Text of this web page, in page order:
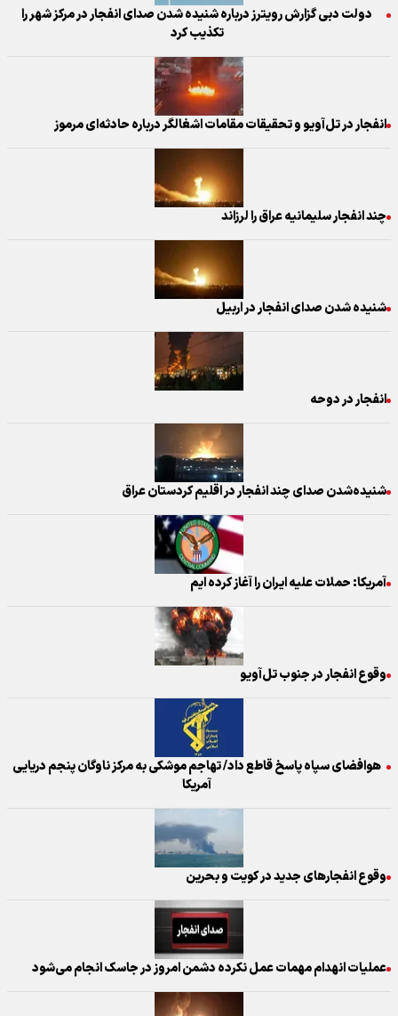
دولت دبی گزارش رویترز درباره شنیده شدن صدای انفجار در مرکز شهر را
تکذیب کرد
انفجار در تل‌آویو و تحقیقات مقامات اشغالگر درباره حادثه‌ای مرموز
چند انفجار سلیمانیه عراق را لرزاند
شنیده شدن صدای انفجار در اربیل
انفجار در دوحه
شنیده‌شدن صدای چند انفجار در اقلیم کردستان عراق
آمریکا: حملات علیه ایران را آغاز کرده ایم
وقوع انفجار در جنوب تل‌آویو
هوافضای سپاه پاسخ قاطع داد/ تهاجم موشکی به مرکز ناوگان پنجم دریایی
آمریکا
وقوع انفجارهای جدید در کویت و بحرین
عملیات انهدام مهمات عمل نکرده دشمن امروز در جاسک انجام می‌شود